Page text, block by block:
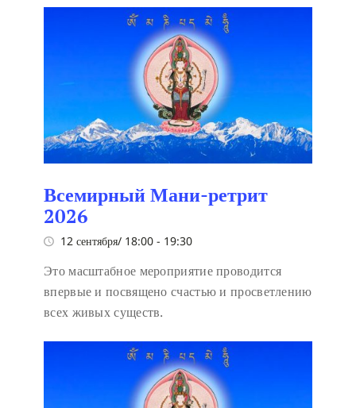
Всемирный Мани-ретрит
2026
12 сентября/ 18:00 - 19:30
Это масштабное мероприятие проводится
впервые и посвящено счастью и просветлению
всех живых существ.